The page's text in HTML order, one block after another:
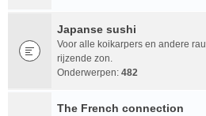
Japanse sushi
Voor alle koikarpers en andere
rijzende zon.
Onderwerpen: 482
The French connection